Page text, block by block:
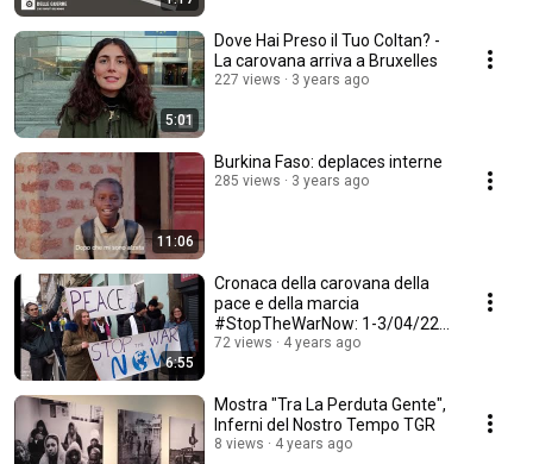
5:01
Dove Hai Preso il Tuo Coltan? -
La carovana arriva a Bruxelles
227 views 3 years ago
11:06
Burkina Faso: deplaces interne
285 views 3 years ago
6:55
Cronaca della carovana della
pace e della marcia
#StopTheWarNow: 1-3/04/22
Leopoli, Ucraina.
72 views 4 years ago
Mostra "Tra La Perduta Gente",
Inferni del Nostro Tempo TGR
8 views 4 years ago